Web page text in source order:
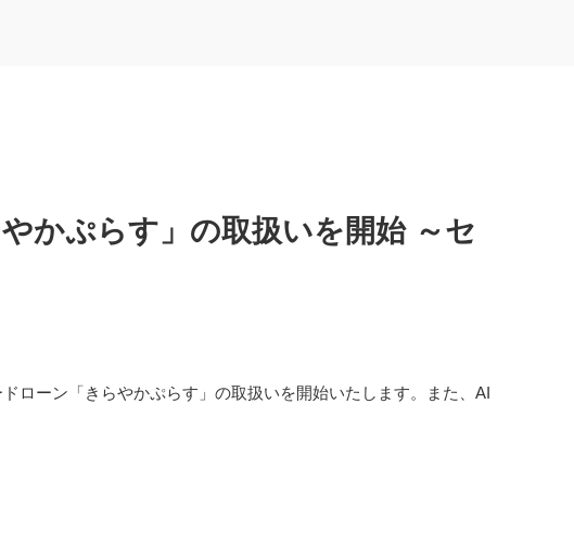
かぷらす」の取扱いを開始 ～セ
ローン「きらやかぷらす」の取扱いを開始いたします。また、AI